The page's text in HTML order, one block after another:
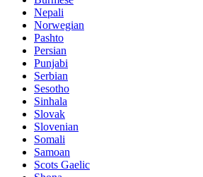
Nepali
Norwegian
Pashto
Persian
Punjabi
Serbian
Sesotho
Sinhala
Slovak
Slovenian
Somali
Samoan
Scots Gaelic